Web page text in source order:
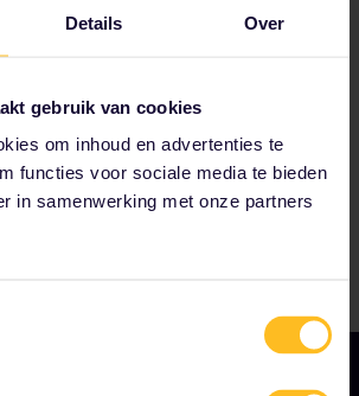
Details Over
gebruik van cookies
om inhoud en advertenties te
functies voor sociale media te bieden
in samenwerking met onze partners
partners behoren